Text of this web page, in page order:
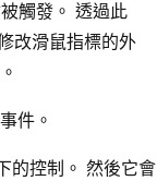
觸發。 透過此
改滑鼠指標的外
件。
的控制。 然後它會